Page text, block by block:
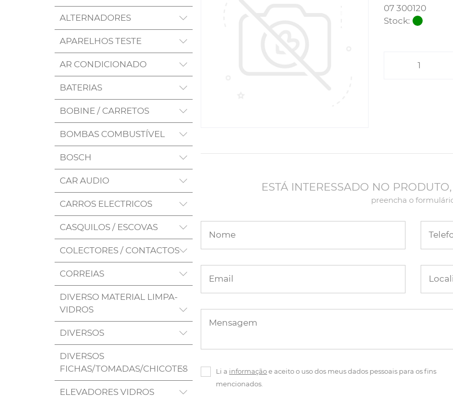
ALTERNADORES
APARELHOS TESTE
AR CONDICIONADO
BATERIAS
BOBINE / CARRETOS
BOMBAS COMBUSTÍVEL
BOSCH
CAR AUDIO
CARROS ELECTRICOS
CASQUILOS / ESCOVAS
COLECTORES / CONTACTOS
CORREIAS
DIVERSO MATERIAL LIMPA-
VIDROS
DIVERSOS
DIVERSOS
FICHAS/TOMADAS/CHICOTES
ELEVADORES VIDROS
07 300120
Stock:
ESTÁ INTERESSADO NO
preencha o
Nome
Email
Mensagem
Li a informaçãoe aceito o uso dos meus dados pessoais para os fins
mencionados.